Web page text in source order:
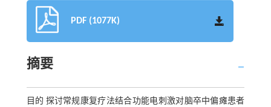
PDF (1077K)
摘要
目的 探讨常规康复疗法结合功能电刺激对脑卒中偏瘫患者